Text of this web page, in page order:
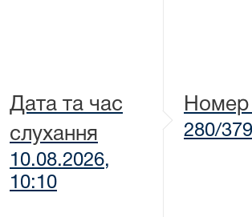
Дата та час
слухання
10.08.2026,
10:10
Номер
280/